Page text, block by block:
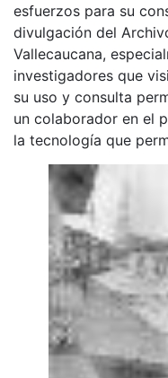
Departamental del
convenio de
del Cultura
esfuerzos para su
divulgación del
Vallecaucana,
investigadores que
su uso y consulta
un colaborador en el
la tecnología que